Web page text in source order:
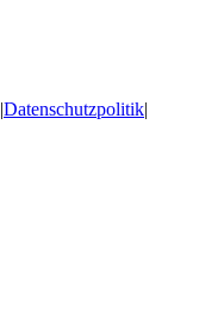
|Datenschutzpolitik|